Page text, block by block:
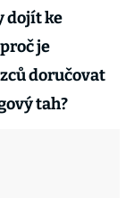
dojít ke
je
doručovat
tah?